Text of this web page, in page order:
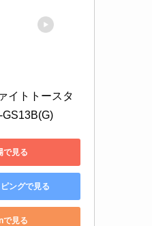
イトトースタ
GS13B(G)
で見る
ングで見る
で見る